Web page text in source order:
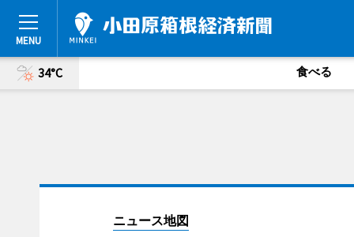
34°C 食べる
ニュース地図